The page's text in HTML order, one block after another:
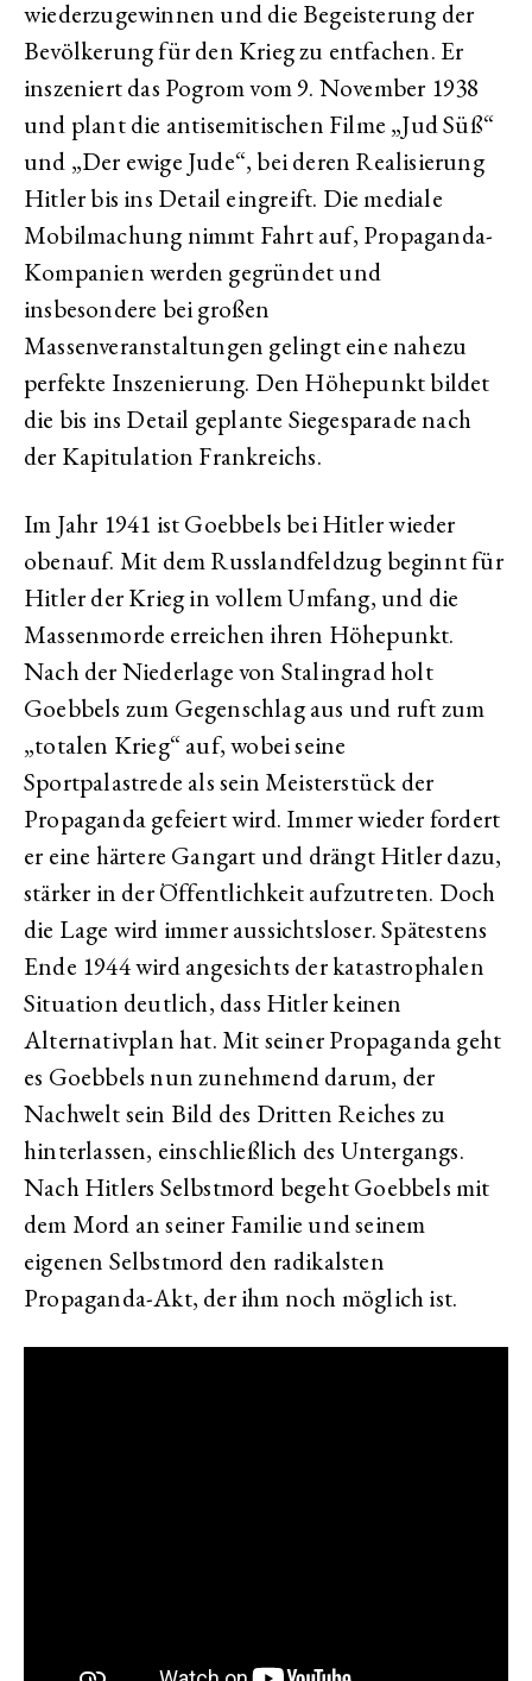
wiederzugewinnen und die Begeisterung der
Bevölkerung für den Krieg zu entfachen. Er
inszeniert das Pogrom vom 9. November 1938
und plant die antisemitischen Filme „Jud Süß“
und „Der ewige Jude“, bei deren Realisierung
Hitler bis ins Detail eingreift. Die mediale
Mobilmachung nimmt Fahrt auf, Propaganda-
Kompanien werden gegründet und
insbesondere bei großen
Massenveranstaltungen gelingt eine nahezu
perfekte Inszenierung. Den Höhepunkt bildet
die bis ins Detail geplante Siegesparade nach
der Kapitulation Frankreichs.
Im Jahr 1941 ist Goebbels bei Hitler wieder
obenauf. Mit dem Russlandfeldzug beginnt für
Hitler der Krieg in vollem Umfang, und die
Massenmorde erreichen ihren Höhepunkt.
Nach der Niederlage von Stalingrad holt
Goebbels zum Gegenschlag aus und ruft zum
„totalen Krieg“ auf, wobei seine
Sportpalastrede als sein Meisterstück der
Propaganda gefeiert wird. Immer wieder fordert
er eine härtere Gangart und drängt Hitler dazu,
stärker in der Öffentlichkeit aufzutreten. Doch
die Lage wird immer aussichtsloser. Spätestens
Ende 1944 wird angesichts der katastrophalen
Situation deutlich, dass Hitler keinen
Alternativplan hat. Mit seiner Propaganda geht
es Goebbels nun zunehmend darum, der
Nachwelt sein Bild des Dritten Reiches zu
hinterlassen, einschließlich des Untergangs.
Nach Hitlers Selbstmord begeht Goebbels mit
dem Mord an seiner Familie und seinem
eigenen Selbstmord den radikalsten
Propaganda-Akt, der ihm noch möglich ist.